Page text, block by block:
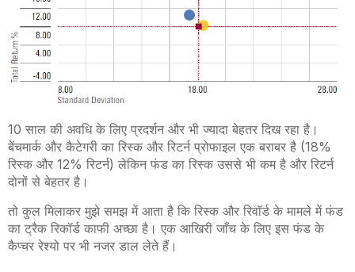
10 साल की अवधि के लिए प्रदर्शन और भी ज्यादा बेहतर दिख रहा है।
बेंचमार्क और कैटेगरी का रिस्क और रिटर्न प्रोफाइल एक बराबर है (18%
रिस्क और 12% रिटर्न) लेकिन फंड का रिस्क उससे भी कम है और रिटर्न
दोनों से बेहतर है।
तो कुल मिलाकर मुझे समझ में आता है कि रिस्क और रिवॉर्ड के मामले में फंड
का ट्रैक रिकॉर्ड काफी अच्छा है। एक आखिरी जाँच के लिए इस फंड के
कैप्चर रेश्यो पर भी नजर डाल लेते हैं।